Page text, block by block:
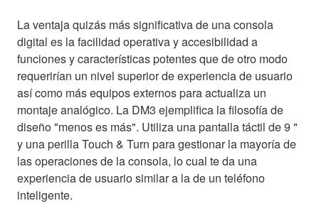
La ventaja quizás más significativa de una consola
digital es la facilidad operativa y accesibilidad a
funciones y características potentes que de otro modo
requerirían un nivel superior de experiencia de usuario
así como más equipos externos para actualiza un
montaje analógico. La DM3 ejemplifica la filosofía de
diseño "menos es más". Utiliza una pantalla táctil de 9 "
y una perilla Touch & Turn para gestionar la mayoría de
las operaciones de la consola, lo cual te da una
experiencia de usuario similar a la de un teléfono
inteligente.